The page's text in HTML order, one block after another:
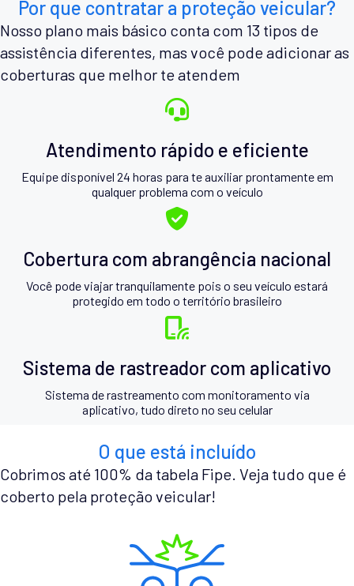
Por que contratar a proteção veicular?
Nosso plano mais básico conta com 13 tipos de
assistência diferentes, mas você pode adicionar as
coberturas que melhor te atendem
Atendimento rápido e eficiente
Equipe disponível 24 horas para te auxiliar prontamente em
qualquer problema com o veículo
Cobertura com abrangência nacional
Você pode viajar tranquilamente pois o seu veículo estará
protegido em todo o território brasileiro
Sistema de rastreador com aplicativo
Sistema de rastreamento com monitoramento via
aplicativo, tudo direto no seu celular
O que está incluído
Cobrimos até 100% da tabela Fipe. Veja tudo que é
coberto pela proteção veicular!